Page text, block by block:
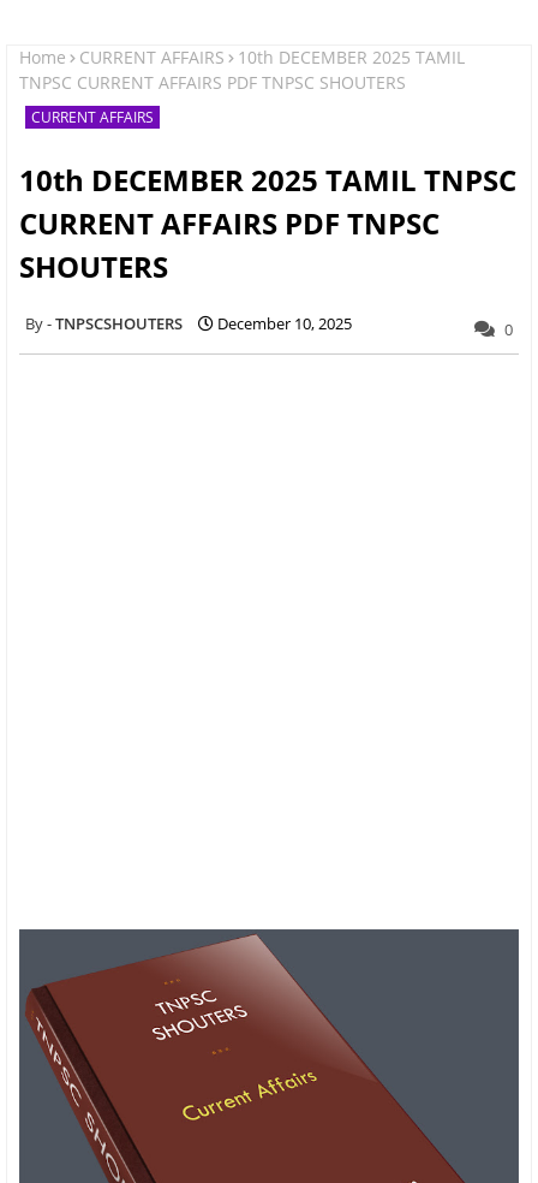
Home CURRENT AFFAIRS
10th DECEMBER 2025 TAMIL
TNPSC CURRENT AFFAIRS PDF TNPSC SHOUTERS
CURRENT AFFAIRS
10th DECEMBER 2025 TAMIL TNPSC
CURRENT AFFAIRS PDF TNPSC
SHOUTERS
TNPSCSHOUTERS December 10, 2025 0